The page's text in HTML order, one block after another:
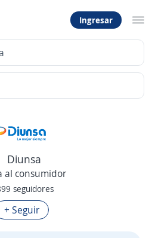
Ingresar
Diunsa
al consumidor
seguidores
+ Seguir